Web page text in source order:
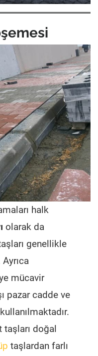
halk
olarak da
genellikle
mücavir
pazar cadde ve
taşları doğal
taşlardan farlı